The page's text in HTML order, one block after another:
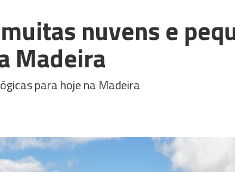
nuvens e
Madeira
para hoje na Madeira